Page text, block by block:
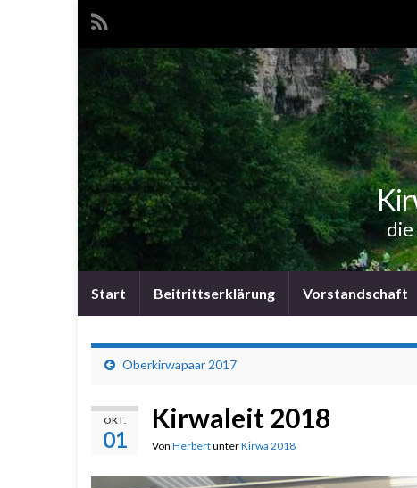
Start Beitrittserklärung Vorstandschaft
Oberkirwapaar 2017
OKT.
01
Kirwaleit 2018
Von HerbertunterKirwa 2018